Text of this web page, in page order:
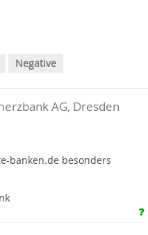
Negative
AG, Dresden
banken.de besonders